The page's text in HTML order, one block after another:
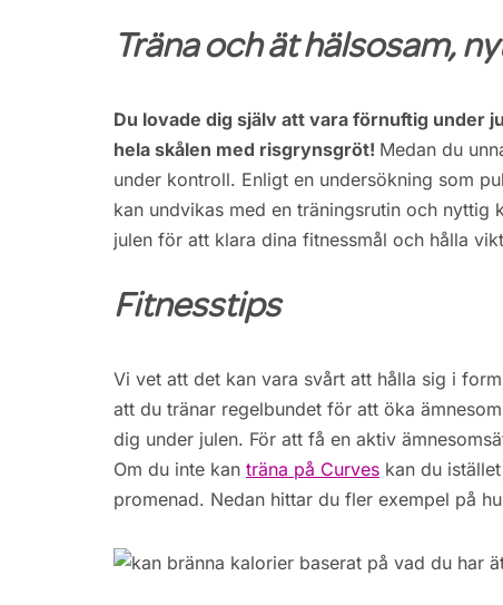
Träna och ät hälsosam,
Du lovade dig själv att vara förnuftig under
hela skålen med risgrynsgröt! Medan du
under kontroll. Enligt en undersökning som
kan undvikas med en träningsrutin och
julen för att klara dina fitnessmål och hålla
Fitnesstips
Vi vet att det kan vara svårt att hålla sig i
att du tränar regelbundet för att öka
dig under julen. För att få en aktiv
Om du inte kan träna på Curves kan du
promenad. Nedan hittar du fler exempel på